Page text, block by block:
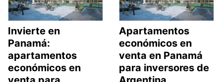
Invierte en
Panamá:
apartamentos
económicos en
Apartamentos
económicos en
venta en Panamá
para inversores de